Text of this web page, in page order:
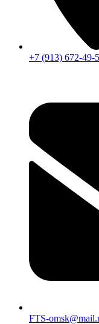
+7 (913) 672-49-
FTS-